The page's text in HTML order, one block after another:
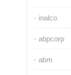
inalco
abpcorp
abm